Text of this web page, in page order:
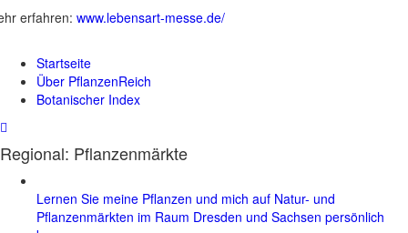
erfahren: www.lebensart-messe.de/
Startseite
Über PflanzenReich
Botanischer Index
Regional: Pflanzenmärkte
Lernen Sie meine Pflanzen und mich auf Natur- und
Pflanzenmärkten im Raum Dresden und Sachsen persönlich